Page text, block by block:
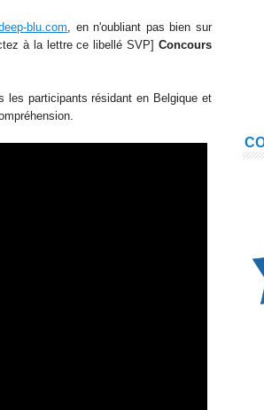
blu.com, en n'oubliant pas bien sur
à la lettre ce libellé SVP] Concours
les participants résidant en Belgique et